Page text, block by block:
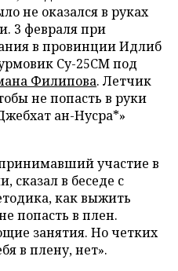
не оказался в руках
3 февраля при
в провинции Идлиб
Су-25СМ под
Филипова. Летчик
не попасть в руки
ан-Нусра*»
участие в
сказал в беседе с
как выжить
попасть в плен.
занятия. Но четких
в плену, нет».